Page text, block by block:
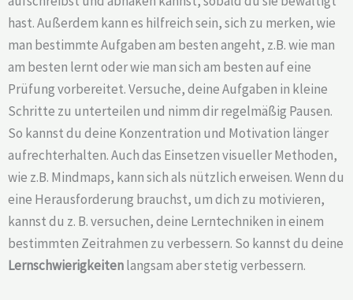
hast. Außerdem kann es hilfreich sein, sich zu merken, wie
man bestimmte Aufgaben am besten angeht, z.B. wie man
am besten lernt oder wie man sich am besten auf eine
Prüfung vorbereitet. Versuche, deine Aufgaben in kleine
Schritte zu unterteilen und nimm dir regelmäßig Pausen.
So kannst du deine Konzentration und Motivation länger
aufrechterhalten. Auch das Einsetzen visueller Methoden,
wie z.B. Mindmaps, kann sich als nützlich erweisen. Wenn du
eine Herausforderung brauchst, um dich zu motivieren,
kannst du z. B. versuchen, deine Lerntechniken in einem
bestimmten Zeitrahmen zu verbessern. So kannst du deine
Lernschwierigkeitenlangsam aber stetig verbessern.